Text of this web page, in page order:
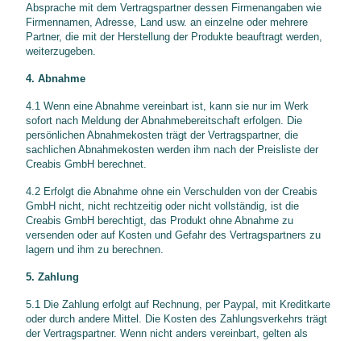
Absprache mit dem Vertragspartner dessen Firmenangaben wie
Firmennamen, Adresse, Land usw. an einzelne oder mehrere
Partner, die mit der Herstellung der Produkte beauftragt werden,
weiterzugeben.
4. Abnahme
4.1 Wenn eine Abnahme vereinbart ist, kann sie nur im Werk
sofort nach Meldung der Abnahmebereitschaft erfolgen. Die
persönlichen Abnahmekosten trägt der Vertragspartner, die
sachlichen Abnahmekosten werden ihm nach der Preisliste der
Creabis GmbH berechnet.
4.2 Erfolgt die Abnahme ohne ein Verschulden von der Creabis
GmbH nicht, nicht rechtzeitig oder nicht vollständig, ist die
Creabis GmbH berechtigt, das Produkt ohne Abnahme zu
versenden oder auf Kosten und Gefahr des Vertragspartners zu
lagern und ihm zu berechnen.
5. Zahlung
5.1 Die Zahlung erfolgt auf Rechnung, per Paypal, mit Kreditkarte
oder durch andere Mittel. Die Kosten des Zahlungsverkehrs trägt
der Vertragspartner. Wenn nicht anders vereinbart, gelten als